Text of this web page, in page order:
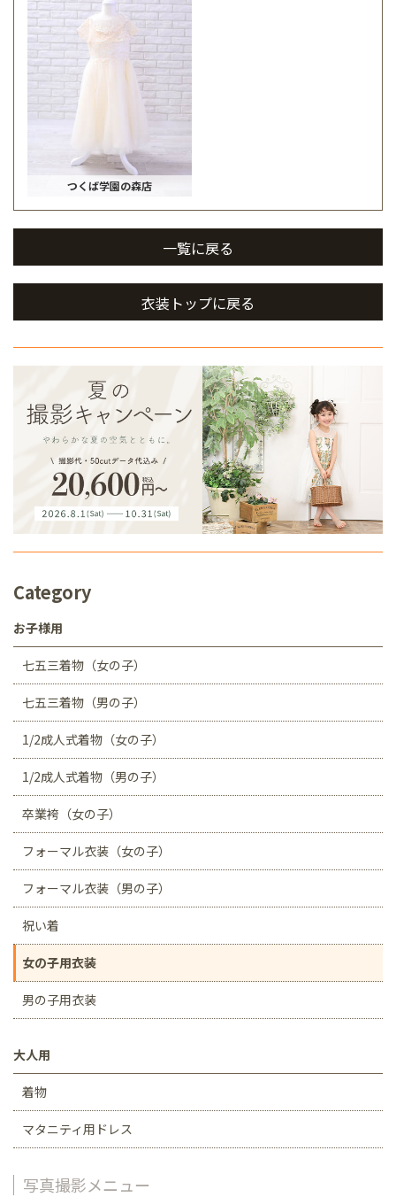
つくば学園の森店
一覧に戻る
衣装トップに戻る
Category
お子様用
七五三着物（女の子）
七五三着物（男の子）
1/2成人式着物（女の子）
1/2成人式着物（男の子）
卒業袴（女の子）
フォーマル衣装（女の子）
フォーマル衣装（男の子）
祝い着
女の子用衣装
男の子用衣装
大人用
着物
マタニティ用ドレス
写真撮影メニュー